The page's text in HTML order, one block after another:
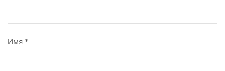
Имя *